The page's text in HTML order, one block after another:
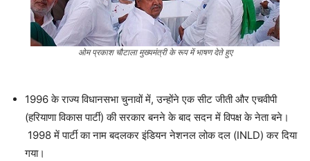
ओम प्रकाश चौटाला मुख्यमंत्री के रूप में भाषण देते हुए
1996 के राज्य विधानसभा चुनावों में, उन्होंने एक सीट जीती और एचवीपी
(हरियाणा विकास पार्टी) की सरकार बनने के बाद सदन में विपक्ष के नेता बने।
1998 में पार्टी का नाम बदलकर इंडियन नेशनल लोक दल (INLD) कर दिया
गया।